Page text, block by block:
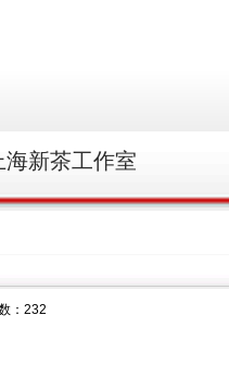
海新茶工作室
：232